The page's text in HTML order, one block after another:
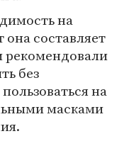
на
составляет
рекомендовали
без
на
масками